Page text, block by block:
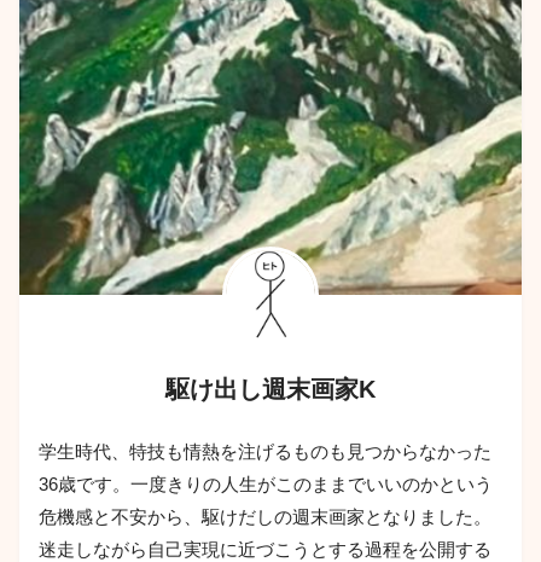
駆け出し週末画家K
学生時代、特技も情熱を注げるものも見つからなかった
36歳です。一度きりの人生がこのままでいいのかという
危機感と不安から、駆けだしの週末画家となりました。
迷走しながら自己実現に近づこうとする過程を公開する